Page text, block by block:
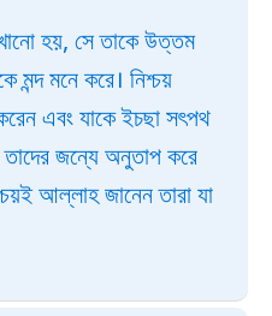
হয়, সে তাকে উত্তম
মন্দ মনে করে। নিশ্চয়
এবং যাকে ইচছা সৎপথ
জন্যে অনুতাপ করে
আল্লাহ জানেন তারা যা